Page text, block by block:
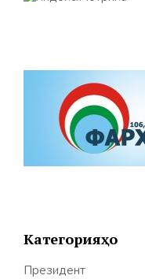
Категорияҳо
Президент